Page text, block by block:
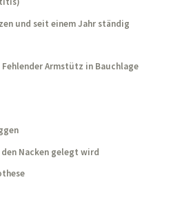
und seit einem Jahr ständig
Armstütz in Bauchlage
Nacken gelegt wird